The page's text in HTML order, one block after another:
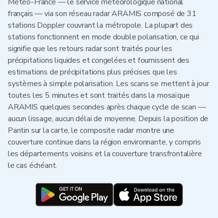
français — via son réseau radar ARAMIS composé de 31
stations Doppler couvrant la métropole. La plupart des
stations fonctionnent en mode double polarisation, ce qui
signifie que les retours radar sont traités pour les
précipitations liquides et congelées et fournissent des
estimations de précipitations plus précises que les
systèmes à simple polarisation. Les scans se mettent à jour
toutes les 5 minutes et sont traités dans la mosaïque
ARAMIS quelques secondes après chaque cycle de scan —
aucun lissage, aucun délai de moyenne. Depuis la position de
Pantin sur la carte, le composite radar montre une
couverture continue dans la région environnante, y compris
les départements voisins et la couverture transfrontalière
le cas échéant.